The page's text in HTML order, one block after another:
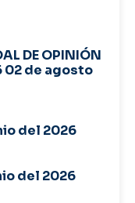
DE OPINIÓN
02 de agosto
del 2026
del 2026